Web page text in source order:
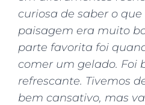
curiosa de saber o
paisagem era muito
parte favorita foi
comer um gelado. Foi
refrescante. Tivemos
bem cansativo, mas